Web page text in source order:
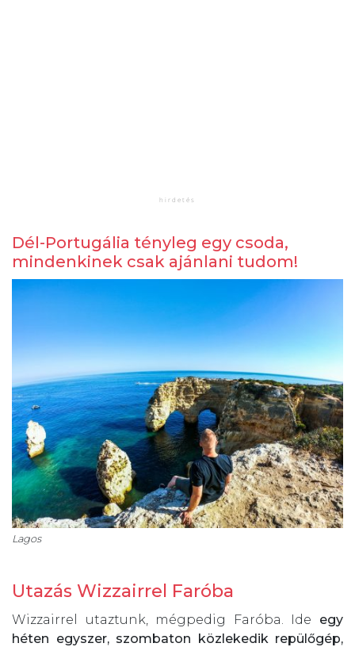
Dél-Portugália tényleg egy csoda,
mindenkinek csak ajánlani tudom!
Lagos
Utazás Wizzairrel Faróba
Wizzairrel utaztunk, mégpedig Faróba. Ide egy
héten egyszer, szombaton közlekedik repülőgép,